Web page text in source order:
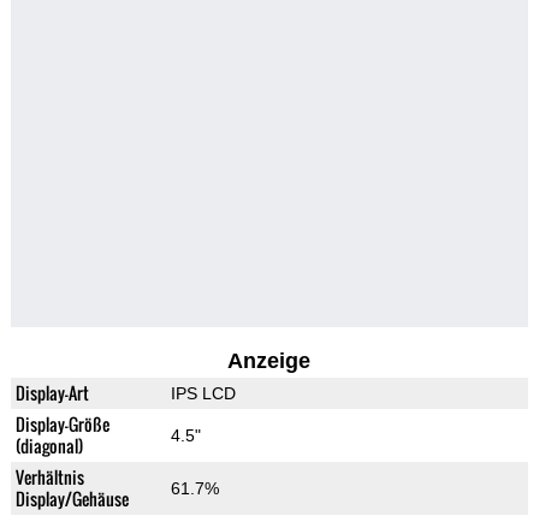
Anzeige
Display-Art IPS LCD
Display-Größe
(diagonal)
4.5"
Verhältnis
Display/Gehäuse
61.7%